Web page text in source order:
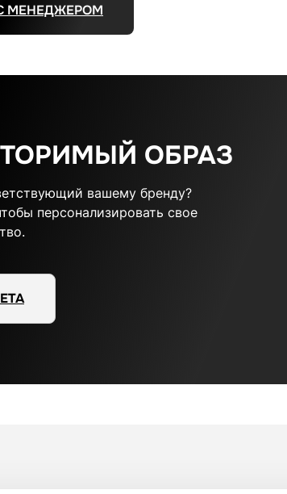
МЕНЕДЖЕРОМ
ОБРАЗ
вашему бренду?
персонализировать свое